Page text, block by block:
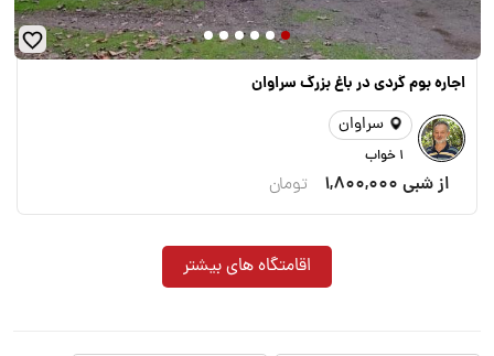
اجاره بوم گردی در باغ بزرگ سراوان
سراوان
1 خواب
از شبی 1,800,000 تومان
اقامتگاه های بیشتر